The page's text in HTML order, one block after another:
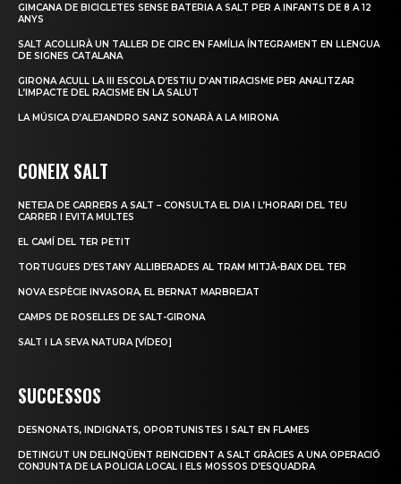
GIMCANA DE BICICLETES SENSE BATERIA A SALT PER A INFANTS DE 8 A 12
ANYS
SALT ACOLLIRÀ UN TALLER DE CIRC EN FAMÍLIA ÍNTEGRAMENT EN LLENGUA
DE SIGNES CATALANA
GIRONA ACULL LA III ESCOLA D’ESTIU D’ANTIRACISME PER ANALITZAR
L’IMPACTE DEL RACISME EN LA SALUT
LA MÚSICA D’ALEJANDRO SANZ SONARÀ A LA MIRONA
CONEIX SALT
NETEJA DE CARRERS A SALT – CONSULTA EL DIA I L’HORARI DEL TEU
CARRER I EVITA MULTES
EL CAMÍ DEL TER PETIT
TORTUGUES D’ESTANY ALLIBERADES AL TRAM MITJÀ-BAIX DEL TER
NOVA ESPÈCIE INVASORA, EL BERNAT MARBREJAT
CAMPS DE ROSELLES DE SALT-GIRONA
SALT I LA SEVA NATURA [VÍDEO]
SUCCESSOS
DESNONATS, INDIGNATS, OPORTUNISTES I SALT EN FLAMES
DETINGUT UN DELINQÜENT REINCIDENT A SALT GRÀCIES A UNA OPERACIÓ
CONJUNTA DE LA POLICIA LOCAL I ELS MOSSOS D’ESQUADRA